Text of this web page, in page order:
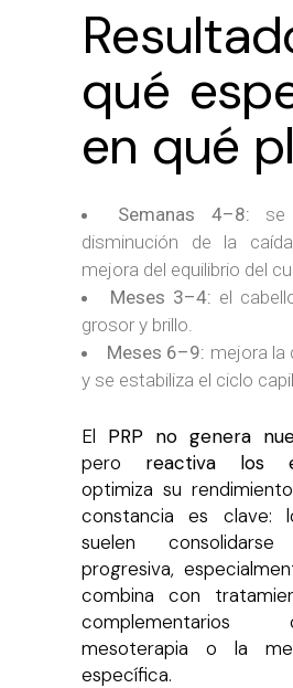
qué
en qué
Semanas 4–8: se
disminución de la
mejora del equilibrio del
Meses 3–4: el
grosor y brillo.
Meses 6–9: mejora la
y se estabiliza el ciclo
El PRP no genera
pero reactiva los
optimiza su
constancia es clave:
suelen
progresiva,
combina con
mesoterapia o la
específica.